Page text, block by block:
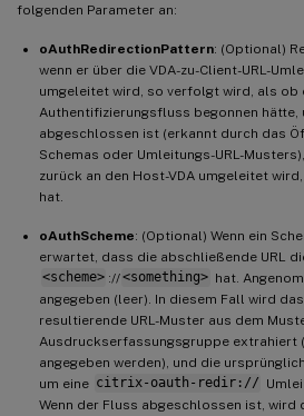
folgenden Parameter an:
oAuthRedirectionPattern: (Optional)
wenn er über die VDA-zu-Client-URL-
umgeleitet wird, so verfolgt wird, als ob
Authentifizierungsfluss begonnen hätte,
abgeschlossen ist (erkannt durch das
Schemas oder Umleitungs-URL-
zurück an den Host-VDA umgeleitet
hat.
oAuthScheme: (Optional) Wenn ein
erwartet, dass die abschließende URL
<scheme> ://<something> hat.
angegeben (leer). In diesem Fall wird
resultierende URL-Muster aus dem
Ausdruckserfassungsgruppe extrahiert
angegeben werden), und die
um eine citrix-oauth-redir://
Wenn der Fluss abgeschlossen ist, wird